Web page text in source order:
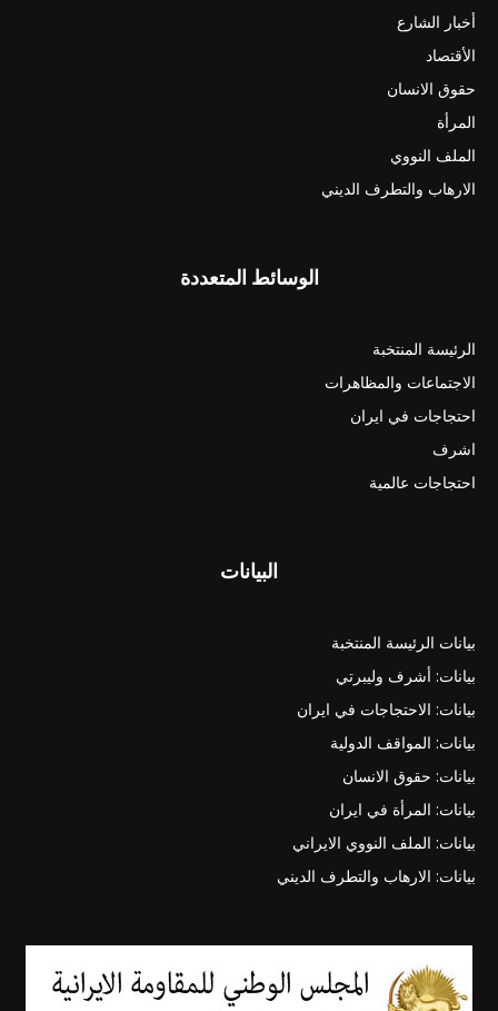
أخبار الشارع
الأقتصاد
حقوق الانسان
المرأة
الملف النووي
الارهاب والتطرف الديني
الوسائط المتعددة
الرئيسة المنتخبة
الاجتماعات والمظاهرات
احتجاجات في ايران
اشرف
احتجاجات عالمية
البيانات
بيانات الرئيسة المنتخبة
بيانات: أشرف وليبرتي
بيانات: الاحتجاجات في ايران
بيانات: المواقف الدولية
بيانات: حقوق الانسان
بيانات: المرأة في ايران
بيانات: الملف النووي الايراني
بيانات: الارهاب والتطرف الديني